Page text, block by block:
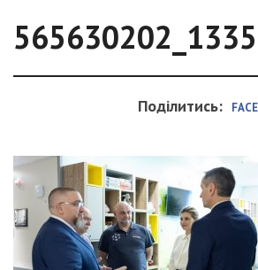
Поділитись: